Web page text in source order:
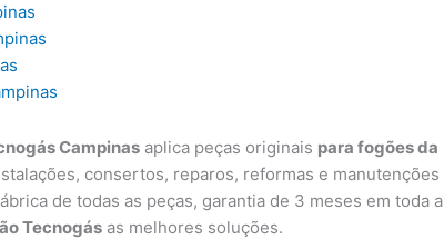
Campinas aplica peças originais para fogões da
consertos, reparos, reformas e manutenções
de todas as peças, garantia de 3 meses em toda a
Tecnogás as melhores soluções.